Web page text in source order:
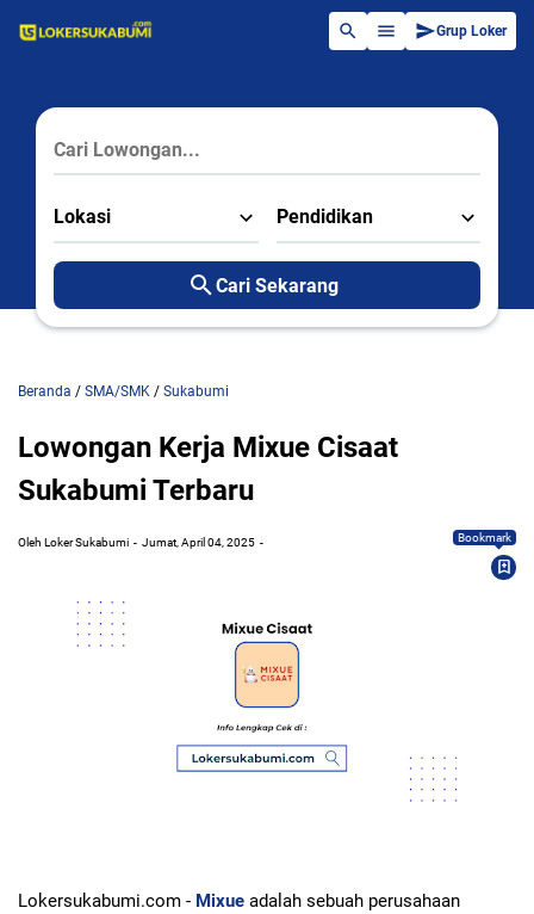
Grup Loker
Lokasi Pendidikan
Cari Sekarang
Beranda / SMA/SMK / Sukabumi
Lowongan Kerja Mixue Cisaat
Sukabumi Terbaru
Oleh Loker Sukabumi Jumat, April 04, 2025 Bookmark
Lokersukabumi.com - Mixue adalah sebuah perusahaan